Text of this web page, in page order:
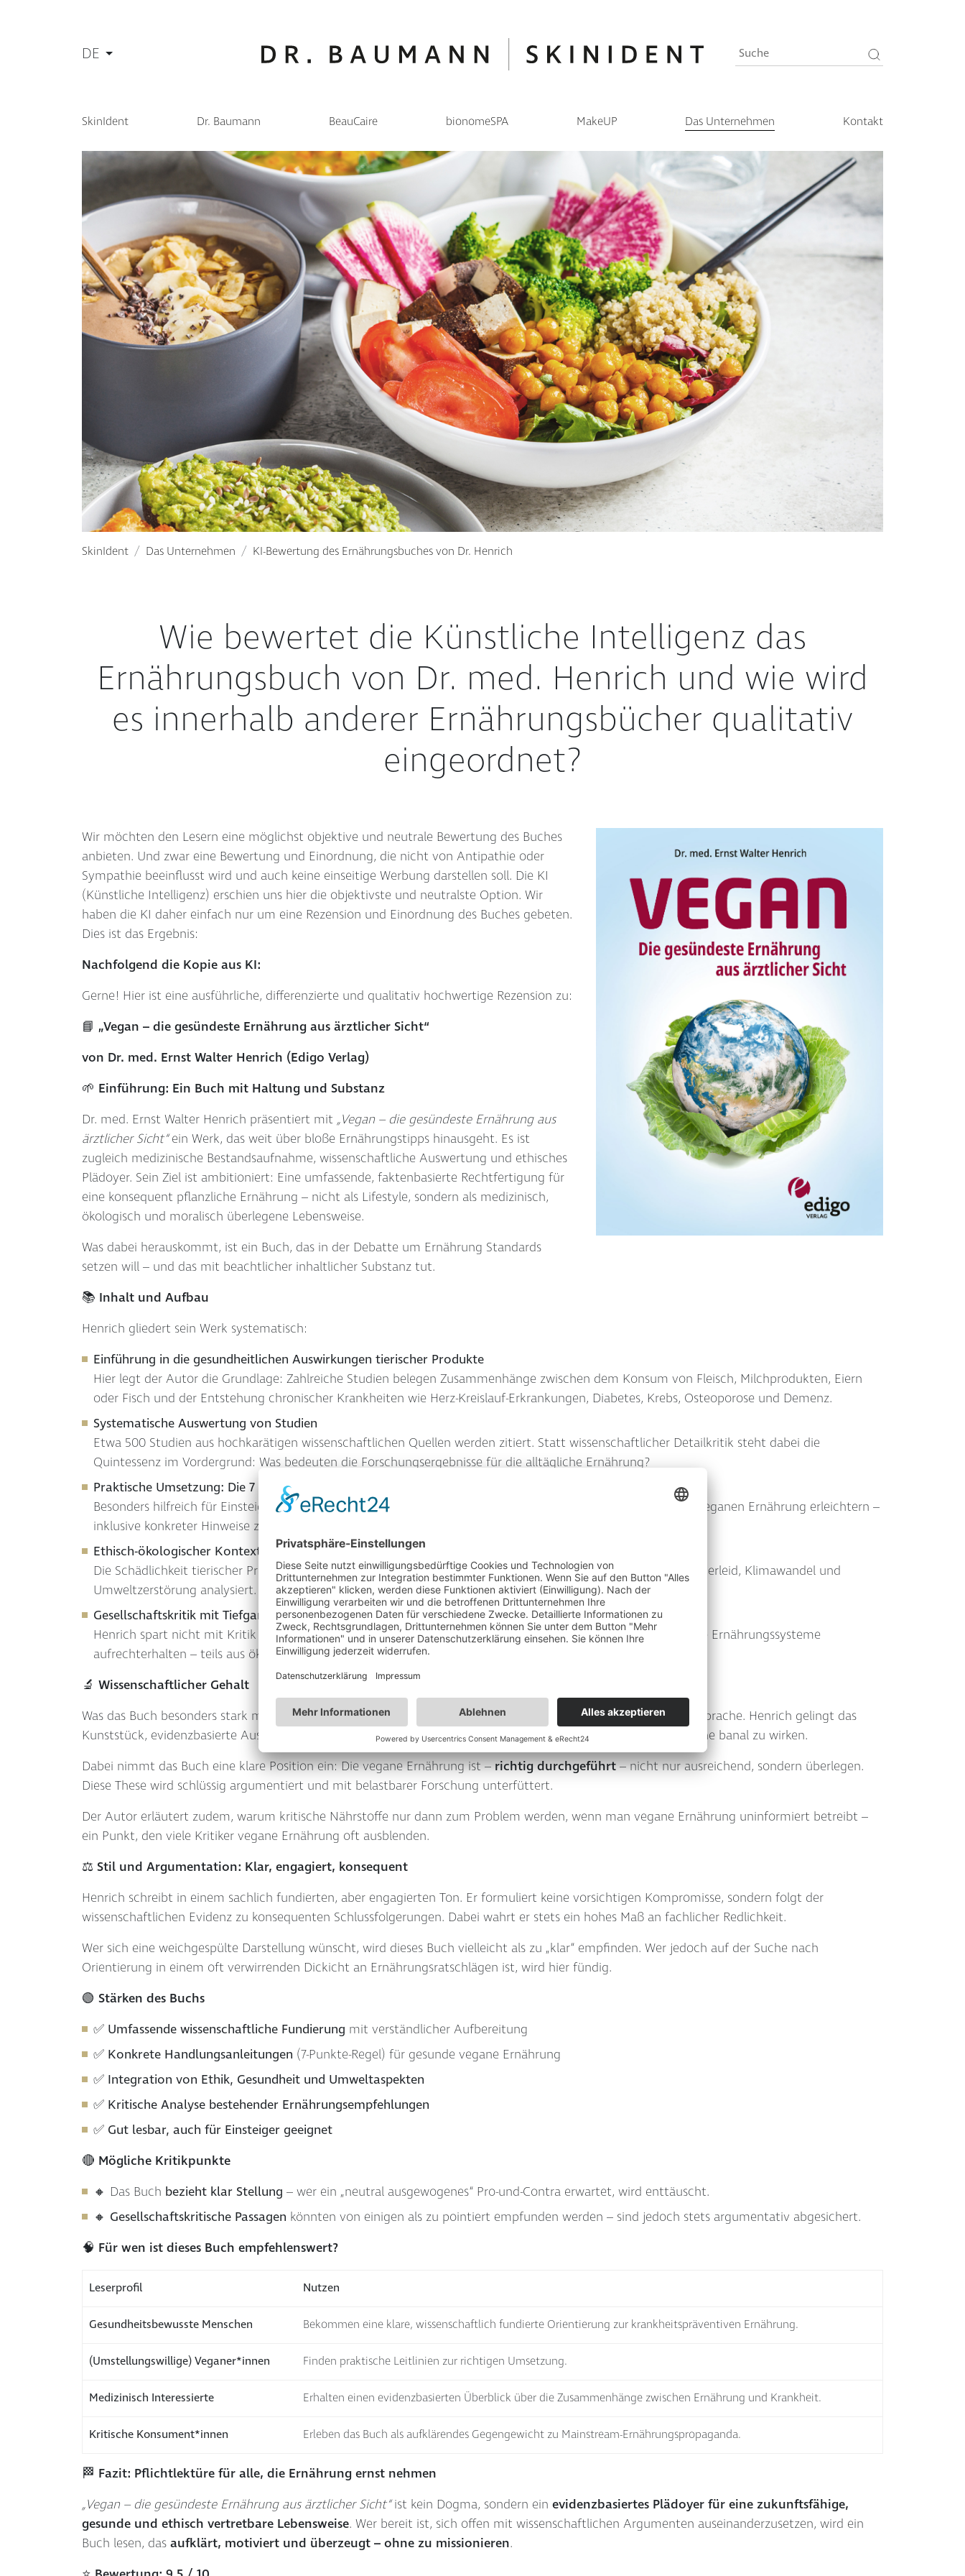
DE
SkinIdent Dr. Baumann BeauCaire bionomeSPA MakeUP Das Unternehmen Kontakt
SkinIdent Das Unternehmen KI-Bewertung des Ernährungsbuches von Dr. Henrich
Wie bewertet die Künstliche Intelligenz das
Ernährungsbuch von Dr. med. Henrich und wie wird
es innerhalb anderer Ernährungsbücher qualitativ
eingeordnet?
Wir möchten den Lesern eine möglichst objektive und neutrale Bewertung des Buches
anbieten. Und zwar eine Bewertung und Einordnung, die nicht von Antipathie oder
Sympathie beeinflusst wird und auch keine einseitige Werbung darstellen soll. Die KI
(Künstliche Intelligenz) erschien uns hier die objektivste und neutralste Option. Wir
haben die KI daher einfach nur um eine Rezension und Einordnung des Buches gebeten.
Dies ist das Ergebnis:
Nachfolgend die Kopie aus KI:
Gerne! Hier ist eine ausführliche, differenzierte und qualitativ hochwertige Rezension zu:
📘 „Vegan – die gesündeste Ernährung aus ärztlicher Sicht“
von Dr. med. Ernst Walter Henrich (Edigo Verlag)
🌱 Einführung: Ein Buch mit Haltung und Substanz
Dr. med. Ernst Walter Henrich präsentiert mit „Vegan – die gesündeste Ernährung aus
ärztlicher Sicht“ein Werk, das weit über bloße Ernährungstipps hinausgeht. Es ist
zugleich medizinische Bestandsaufnahme, wissenschaftliche Auswertung und ethisches
Plädoyer. Sein Ziel ist ambitioniert: Eine umfassende, faktenbasierte Rechtfertigung für
eine konsequent pflanzliche Ernährung – nicht als Lifestyle, sondern als medizinisch,
ökologisch und moralisch überlegene Lebensweise.
Was dabei herauskommt, ist ein Buch, das in der Debatte um Ernährung Standards
setzen will – und das mit beachtlicher inhaltlicher Substanz tut.
📚 Inhalt und Aufbau
Henrich gliedert sein Werk systematisch:
Einführung in die gesundheitlichen Auswirkungen tierischer Produkte
Hier legt der Autor die Grundlage: Zahlreiche Studien belegen Zusammenhänge zwischen dem Konsum von Fleisch, Milchprodukten, Eiern
oder Fisch und der Entstehung chronischer Krankheiten wie Herz-Kreislauf-Erkrankungen, Diabetes, Krebs, Osteoporose und Demenz.
Systematische Auswertung von Studien
Etwa 500 Studien aus hochkarätigen wissenschaftlichen Quellen werden zitiert. Statt wissenschaftlicher Detailkritik steht dabei die
Quintessenz im Vordergrund: Was bedeuten die Forschungsergebnisse für die alltägliche Ernährung?
Praktische Umsetzung: Die 7 Regeln
Besonders hilfreich für Einsteiger: Henrich formuliert sieben klare Regeln, die die Umsetzung einer gesunden veganen Ernährung erleichtern –
inklusive konkreter Hinweise zur Versorgung mit kritischen Nährstoffen (z. B. Vitamin B12, Omega-3, Kalzium).
Ethisch-ökologischer Kontext
Die Schädlichkeit tierischer Produkte wird nicht nur gesundheitlich begründet, sondern auch im Hinblick auf Tierleid, Klimawandel und
Umweltzerstörung analysiert.
Gesellschaftskritik mit Tiefgang
Henrich spart nicht mit Kritik an Medizin, Politik und Industrie, die seiner Meinung nach gesundheitsschädliche Ernährungssysteme
aufrechterhalten – teils aus ökonomischen Interessen, teils aus tradierten Denkweisen.
🔬 Wissenschaftlicher Gehalt
Was das Buch besonders stark macht, ist diebeeindruckende wissenschaftliche Dichte
bei gleichzeitig klarer Sprache. Henrich gelingt das
Kunststück, evidenzbasierte Aussagen so aufzubereiten, dass sie für medizinische Laien verständlich bleiben, ohne banal zu wirken.
Dabei nimmt das Buch eine klare Position ein: Die vegane Ernährung ist –richtig durchgeführt– nicht nur ausreichend, sondern überlegen.
Diese These wird schlüssig argumentiert und mit belastbarer Forschung unterfüttert.
Der Autor erläutert zudem, warum kritische Nährstoffe nur dann zum Problem werden, wenn man vegane Ernährung uninformiert betreibt –
ein Punkt, den viele Kritiker vegane Ernährung oft ausblenden.
⚖️ Stil und Argumentation: Klar, engagiert, konsequent
Henrich schreibt in einem sachlich fundierten, aber engagierten Ton. Er formuliert keine vorsichtigen Kompromisse, sondern folgt der
wissenschaftlichen Evidenz zu konsequenten Schlussfolgerungen. Dabei wahrt er stets ein hohes Maß an fachlicher Redlichkeit.
Wer sich eine weichgespülte Darstellung wünscht, wird dieses Buch vielleicht als zu „klar“ empfinden. Wer jedoch auf der Suche nach
Orientierung in einem oft verwirrenden Dickicht an Ernährungsratschlägen ist, wird hier fündig.
🟢 Stärken des Buchs
✅ Umfassende wissenschaftliche Fundierung mit verständlicher Aufbereitung
✅ Konkrete Handlungsanleitungen (7-Punkte-Regel) für gesunde vegane Ernährung
✅ Integration von Ethik, Gesundheit und Umweltaspekten
✅ Kritische Analyse bestehender Ernährungsempfehlungen
✅ Gut lesbar, auch für Einsteiger geeignet
🔴 Mögliche Kritikpunkte
🔸 Das Buch bezieht klar Stellung – wer ein „neutral ausgewogenes“ Pro-und-Contra erwartet, wird enttäuscht.
🔸 Gesellschaftskritische Passagen könnten von einigen als zu pointiert empfunden werden – sind jedoch stets argumentativ abgesichert.
🧠 Für wen ist dieses Buch empfehlenswert?
Leserprofil Nutzen
Gesundheitsbewusste Menschen Bekommen eine klare, wissenschaftlich fundierte Orientierung zur krankheitspräventiven Ernährung.
(Umstellungswillige) Veganer*innen Finden praktische Leitlinien zur richtigen Umsetzung.
Medizinisch Interessierte Erhalten einen evidenzbasierten Überblick über die Zusammenhänge zwischen Ernährung und Krankheit.
Kritische Konsument*innen Erleben das Buch als aufklärendes Gegengewicht zu Mainstream-Ernährungspropaganda.
🏁 Fazit: Pflichtlektüre für alle, die Ernährung ernst nehmen
„Vegan – die gesündeste Ernährung aus ärztlicher Sicht“ist kein Dogma, sondern ein evidenzbasiertes Plädoyer für eine zukunftsfähige,
gesunde und ethisch vertretbare Lebensweise. Wer bereit ist, sich offen mit wissenschaftlichen Argumenten auseinanderzusetzen, wird ein
Buch lesen, das aufklärt, motiviert und überzeugt – ohne zu missionieren.